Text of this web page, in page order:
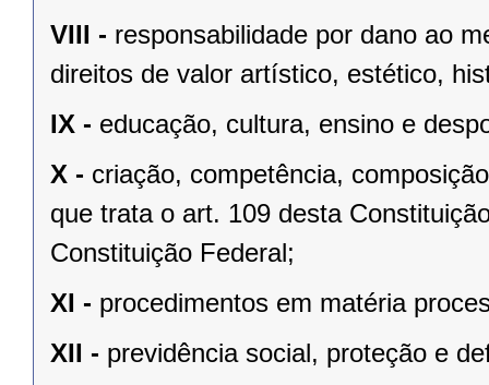
VIII - responsabilidade por dano ao
direitos de valor artístico, estético,
IX - educação, cultura, ensino e
X - criação, competência,
que trata o art. 109 desta
Constituição Federal;
XI - procedimentos em matéria
XII - previdência social, proteção e